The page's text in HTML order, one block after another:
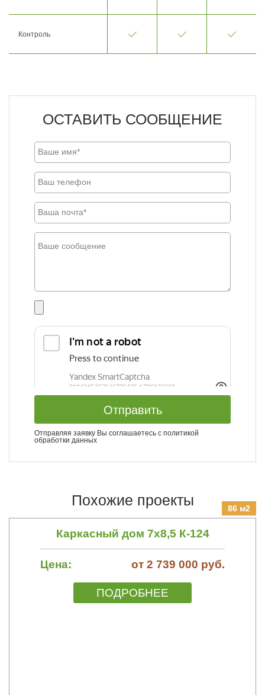
Контроль
ОСТАВИТЬ СООБЩЕНИЕ
Отправить
Отправляя заявку Вы соглашаетесь с политикой
обработки данных
Похожие проекты 86 м2
Каркасный дом 7х8,5 К-124
Цена: от 2 739 000 руб.
ПОДРОБНЕЕ